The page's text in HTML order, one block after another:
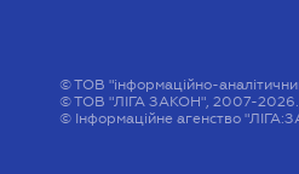
©ТОВ "інформаційно-
©ТОВ "ЛІГА ЗАКОН", 2007-2026.
© Інформаційне агенство